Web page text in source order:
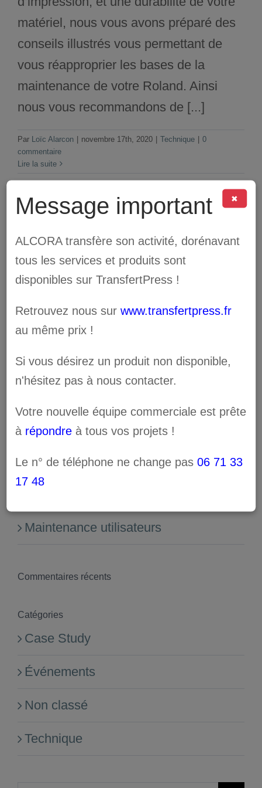
matériel, nous vous avons préparé des
conseils illustrés vous permettant de
vous réapproprier les bases de la
maintenance de votre Roland. Ainsi
nous vous recommandons de [...]
Par Loïc Alarcon | novembre 17th, 2020 | Technique | 0
commentaire
Lire la suite
Rechercher:
Articles récents
UNE COLLABORATION À SUCCÈS
Journées portes ouvertes Alcora à
Martigues
Photos JPO Alcora Traceur 2021
Maintenance utilisateurs
Commentaires récents
Catégories
Case Study
Événements
Non classé
Technique
✖
Message important
ALCORA transfère son activité, dorénavant
tous les services et produits sont
disponibles sur TransfertPress !
Retrouvez nous surwww.transfertpress.fr
au même prix !
Si vous désirez un produit non disponible,
n'hésitez pas à nous contacter.
Votre nouvelle équipe commerciale est prête
à répondre à tous vos projets !
Le n° de téléphone ne change pas06 71 33
17 48